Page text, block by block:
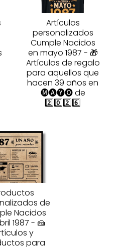
Artículos
personalizados
Cumple Nacidos
en mayo 1987 - 🎁
Artículos de regalo
para aquellos que
hacen 39 años en
🅜🅐🅨🅞 de
2️⃣0️⃣2️⃣6️⃣
de
Nacidos
1987 - 🍰
y
para